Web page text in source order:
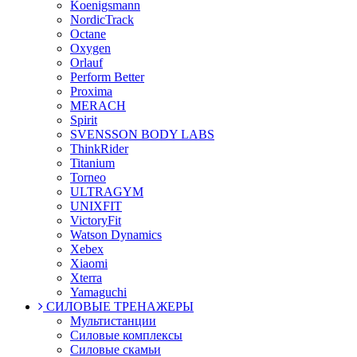
Koenigsmann
NordicTrack
Octane
Oxygen
Orlauf
Perform Better
Proxima
MERACH
Spirit
SVENSSON BODY LABS
ThinkRider
Titanium
Torneo
ULTRAGYM
UNIXFIT
VictoryFit
Watson Dynamics
Xebex
Xiaomi
Xterra
Yamaguchi
СИЛОВЫЕ ТРЕНАЖЕРЫ
Мультистанции
Силовые комплексы
Силовые скамьи